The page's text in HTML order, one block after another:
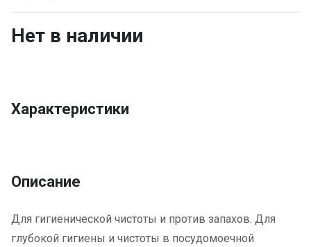
Нет в наличии
Характеристики
Описание
Для гигиенической чистоты и против запахов. Для
глубокой гигиены и чистоты в посудомоечной